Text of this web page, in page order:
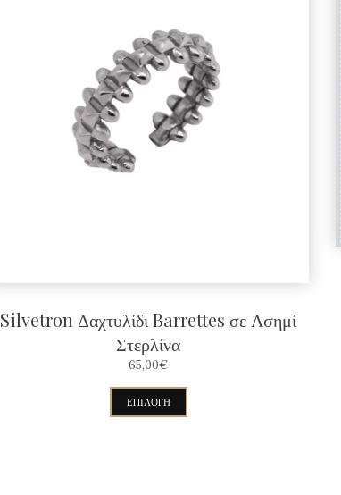
Silvetron Δαχτυλίδι Barrettes σε Ασημί
Στερλίνα
65,00€
ΕΠΙΛΟΓΉ